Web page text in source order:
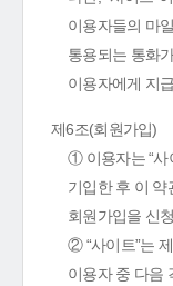
이용자들의 마
통용되는 통화
이용자에게 지
제6조(회원가입)
① 이용자는 “사
기입한 후 이 약
회원가입을 신
② “사이트”는
이용자 중 다음